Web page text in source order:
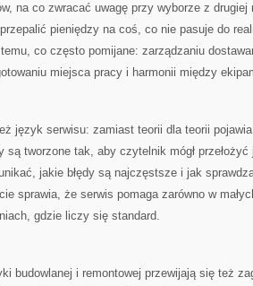
na co zwracać uwagę przy wyborze z
pieniędzy na coś, co nie pasuje do
co często pomijane: zarządzaniu
miejsca pracy i harmonii między
język serwisu: zamiast teorii dla teorii
są tworzone tak, aby czytelnik mógł
jakie błędy są najczęstsze i jak
sprawia, że serwis pomaga zarówno w
gdzie liczy się standard.
budowlanej i remontowej przewijają się też